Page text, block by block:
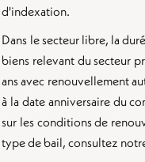
d'indexation.
Dans le secteur libre, la
biens relevant du secteur
ans avec renouvellement
à la date anniversaire du
sur les conditions de
type de bail, consultez